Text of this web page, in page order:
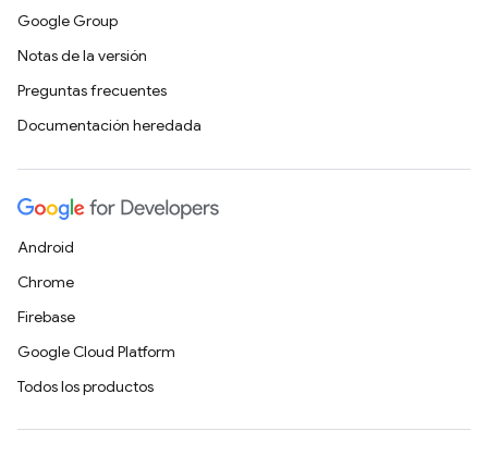
Google Group
Notas de la versión
Preguntas frecuentes
Documentación heredada
Android
Chrome
Firebase
Google Cloud Platform
Todos los productos